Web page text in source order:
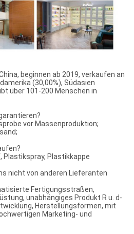
beginnen ab 2019, verkaufen an
(30,00%), Südasien
über 101-200 Menschen in
vor Massenproduktion;
Plastikkappe
nicht von anderen Lieferanten
Fertigungsstraßen,
unabhängiges Produkt R u. d-
Herstellungsformen, mit
Marketing- und